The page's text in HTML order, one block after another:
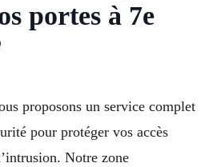
portes à 7e
proposons un service complet
pour protéger vos accès
Notre zone